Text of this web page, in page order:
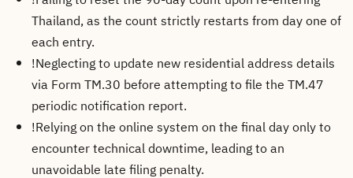
Thailand, as the count strictly restarts from day one of
each entry.
!Neglecting to update new residential address details
via Form TM.30 before attempting to file the TM.47
periodic notification report.
!Relying on the online system on the final day only to
encounter technical downtime, leading to an
unavoidable late filing penalty.